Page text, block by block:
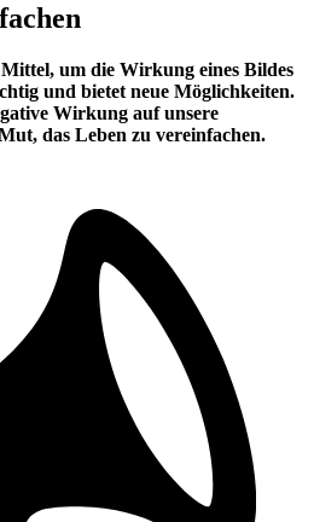
Mittel, um die Wirkung eines Bildes
und bietet neue Möglichkeiten.
Wirkung auf unsere
das Leben zu vereinfachen.